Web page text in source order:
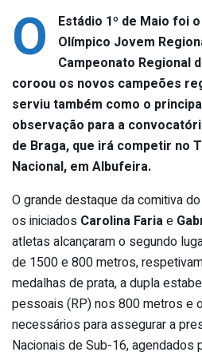
O
Estádio 1º de Maio foi
Olímpico Jovem
Campeonato Regional
coroou os novos campeões
serviu também como o
observação para a
de Braga, que irá competir no
Nacional, em Albufeira.
O grande destaque da comitiva do
os iniciados Carolina Fariae
atletas alcançaram o segundo
de 1500 e 800 metros,
medalhas de prata, a dupla
pessoais (RP) nos 800 metros e
necessários para assegurar a
Nacionais de Sub-16, agendados